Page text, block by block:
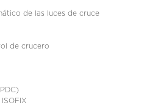
de las luces de cruce
de crucero